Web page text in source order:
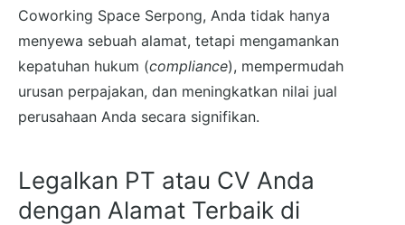
Coworking Space Serpong, Anda tidak hanya
menyewa sebuah alamat, tetapi mengamankan
kepatuhan hukum (compliance), mempermudah
urusan perpajakan, dan meningkatkan nilai jual
perusahaan Anda secara signifikan.
Legalkan PT atau CV Anda
dengan Alamat Terbaik di